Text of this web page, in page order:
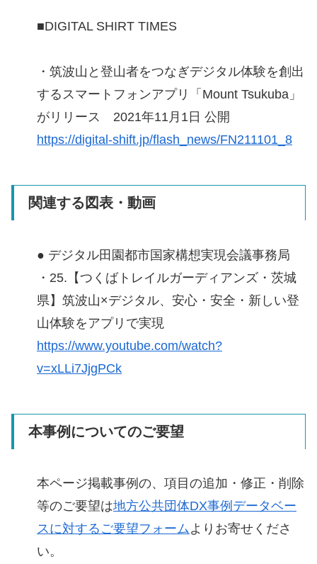
■DIGITAL SHIRT TIMES
・筑波山と登山者をつなぎデジタル体験を創出
するスマートフォンアプリ「Mount Tsukuba」
がリリース 2021年11月1日 公開
https://digital-shift.jp/flash_news/FN211101_8
関連する図表・動画
● デジタル田園都市国家構想実現会議事務局
・25.【つくばトレイルガーディアンズ・茨城
県】筑波山×デジタル、安心・安全・新しい登
山体験をアプリで実現
https://www.youtube.com/watch?
v=xLLi7JjgPCk
本事例についてのご要望
本ページ掲載事例の、項目の追加・修正・削除
等のご要望は地方公共団体DX事例データベー
スに対するご要望フォーム よりお寄せくださ
い。